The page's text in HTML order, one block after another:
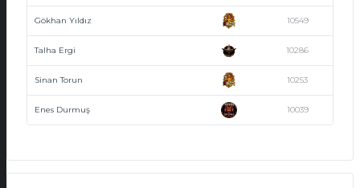
Gökhan Yıldız 10549
Talha Ergi 10286
Sinan Torun 10253
Enes Durmuş 10039